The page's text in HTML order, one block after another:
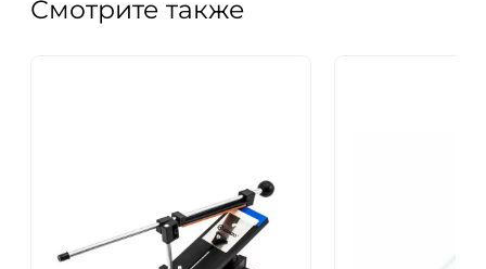
Смотрите также